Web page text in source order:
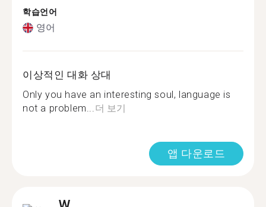
학습언어
영어
이상적인 대화 상대
Only you have an interesting soul, language is
not a problem...더 보기
앱 다운로드